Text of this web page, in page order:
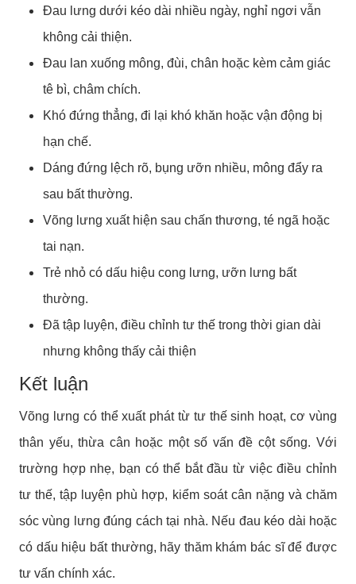
Đau lưng dưới kéo dài nhiều ngày, nghỉ ngơi vẫn
không cải thiện.
Đau lan xuống mông, đùi, chân hoặc kèm cảm giác
tê bì, châm chích.
Khó đứng thẳng, đi lại khó khăn hoặc vận động bị
hạn chế.
Dáng đứng lệch rõ, bụng ưỡn nhiều, mông đẩy ra
sau bất thường.
Võng lưng xuất hiện sau chấn thương, té ngã hoặc
tai nạn.
Trẻ nhỏ có dấu hiệu cong lưng, ưỡn lưng bất
thường.
Đã tập luyện, điều chỉnh tư thế trong thời gian dài
nhưng không thấy cải thiện
Kết luận
Võng lưng có thể xuất phát từ tư thế sinh hoạt, cơ vùng
thân yếu, thừa cân hoặc một số vấn đề cột sống. Với
trường hợp nhẹ, bạn có thể bắt đầu từ việc điều chỉnh
tư thế, tập luyện phù hợp, kiểm soát cân nặng và chăm
sóc vùng lưng đúng cách tại nhà. Nếu đau kéo dài hoặc
có dấu hiệu bất thường, hãy thăm khám bác sĩ để được
tư vấn chính xác.